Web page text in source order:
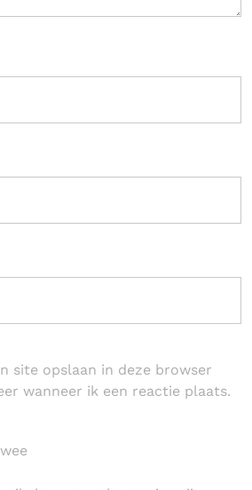
site opslaan in deze browser
wanneer ik een reactie plaats.